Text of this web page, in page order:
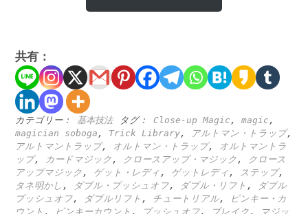
共有：
カテゴリー： 基本技法 タグ： Close-up Magic , magic ,
magician soboga , Trick Library, アルトマン・トラップ,
アルトマントラップ, オルトマン・トラップ, オルトマントラ
ップ, カードマジック , クロースアップ・マジック ,
クロース
アップマジック , ゲット・レディ , ゲットレディ , ステップ,
タネ明かし , ダブル・プッシュオフ, ダブル・リフト ,
ダブル
プッシュオフ, ダブルリフト , チュートリアル,
ピンキー・カ
ウント , ピンキーカウント , プッシュオフ, ブレイク ,
マジッ